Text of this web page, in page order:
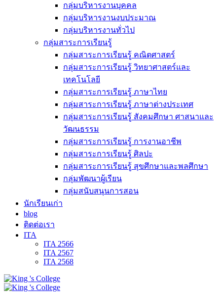
กลุ่มบริหารงานบุคคล
กลุ่มบริหารงานงบประมาณ
กลุ่มบริหารงานทั่วไป
กลุ่มสาระการเรียนรู้
กลุ่มสาระการเรียนรู้ คณิตศาสตร์
กลุ่มสาระการเรียนรู้ วิทยาศาสตร์และ
เทคโนโลยี
กลุ่มสาระการเรียนรู้ ภาษาไทย
กลุ่มสาระการเรียนรู้ ภาษาต่างประเทศ
กลุ่มสาระการเรียนรู้ สังคมศึกษา ศาสนาและ
วัฒนธรรม
กลุ่มสาระการเรียนรู้ การงานอาชีพ
กลุ่มสาระการเรียนรู้ ศิลปะ
กลุ่มสาระการเรียนรู้ สุขศึกษาและพลศึกษา
กลุ่มพัฒนาผู้เรียน
กลุ่มสนับสนุนการสอน
นักเรียนเก่า
blog
ติดต่อเรา
ITA
ITA 2566
ITA 2567
ITA 2568